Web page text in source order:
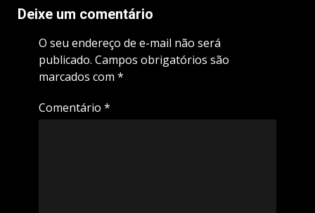
Deixe um comentário
O seu endereço de e-mail não será
publicado. Campos obrigatórios são
marcados com *
Comentário *